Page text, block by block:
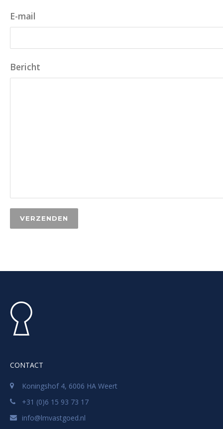
E-mail
Bericht
CONTACT
Koningshof 4, 6006 HA Weert
+31 (0)6 15 93 73 17
info@lmvastgoed.nl